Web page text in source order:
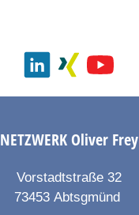
NETZWERKOliver Frey
Vorstadtstraße 32
73453 Abtsgmünd